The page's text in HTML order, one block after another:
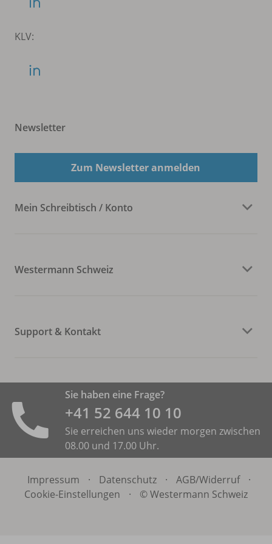
KLV:
Newsletter
Zum Newsletter anmelden
Mein Schreibtisch / Konto
Westermann Schweiz
Support & Kontakt
Sie haben eine Frage?
+41 52 644 10 10
Sie erreichen uns wieder morgen zwischen
08.00 und 17.00 Uhr.
Impressum · Datenschutz · AGB/Widerruf
·
Cookie-Einstellungen
· © Westermann Schweiz